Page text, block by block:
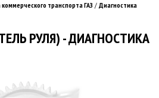
транспорта ГАЗ / Диагностика
РУЛЯ) - ДИАГНОСТИКА